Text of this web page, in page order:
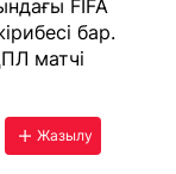
FIFA
бар.
матчі
Жазылу